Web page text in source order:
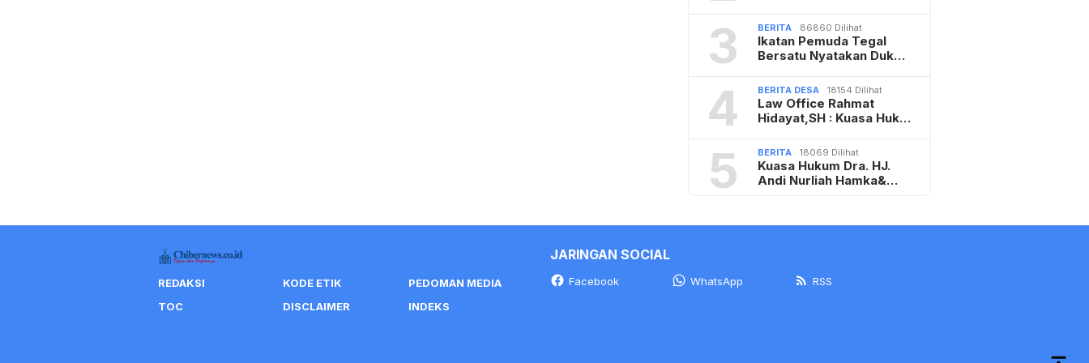
3 BERITA 86860 Dilihat
Ikatan Pemuda Tegal
Bersatu Nyatakan Duk…
4 BERITA DESA 18154 Dilihat
Law Office Rahmat
Hidayat,SH : Kuasa Huk…
5 BERITA 18069 Dilihat
Kuasa Hukum Dra. HJ.
Andi Nurliah Hamka&…
REDAKSI KODE ETIK
PEDOMAN MEDIA
TOC
DISCLAIMER INDEKS
JARINGAN SOCIAL
Facebook WhatsApp RSS